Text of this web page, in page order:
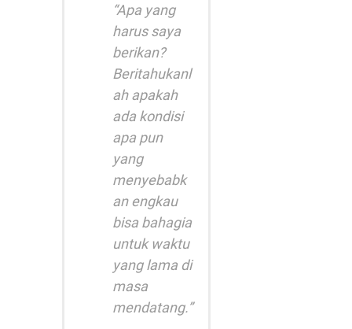
“Apa yang
harus saya
berikan?
Beritahukanl
ah apakah
ada kondisi
apa pun
yang
menyebabk
an engkau
bisa bahagia
untuk waktu
yang lama di
masa
mendatang.”